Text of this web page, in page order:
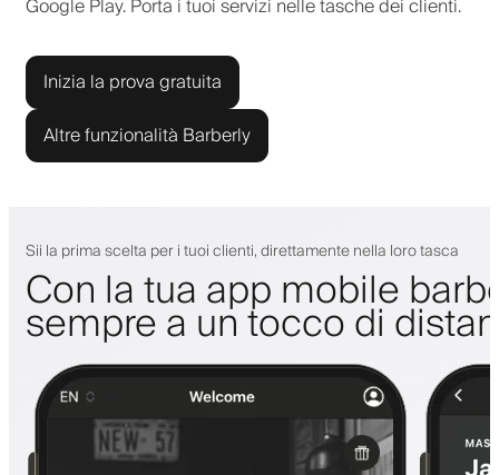
Inizia la prova gratuita
Altre funzionalità Barberly
Sii la prima scelta per i tuoi clienti, direttamente nella loro tasca
Con la tua app mobile
sempre a un tocco di